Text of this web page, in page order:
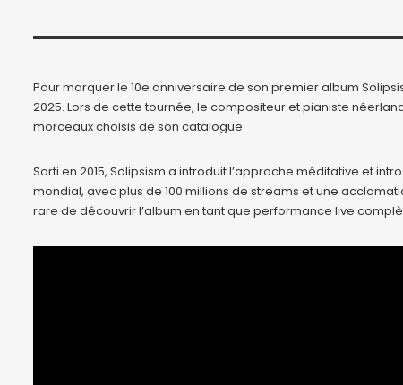
Pour marquer le 10e anniversaire de son premier album
2025. Lors de cette tournée, le compositeur et pianiste
morceaux choisis de son catalogue.
Sorti en 2015, Solipsism a introduit l’approche méditative et
mondial, avec plus de 100 millions de streams et une
rare de découvrir l’album en tant que performance live